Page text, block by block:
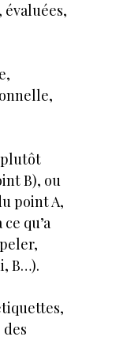
plutôt
B), ou
point A,
qu’a
B…).